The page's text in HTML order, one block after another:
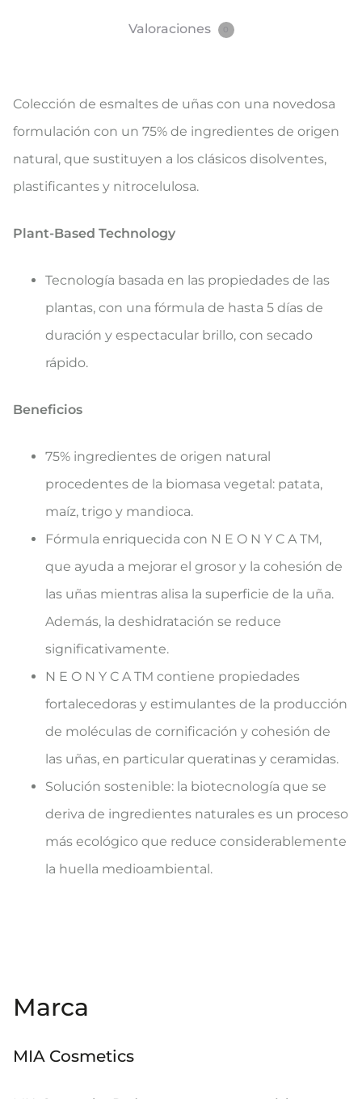
Valoraciones
Colección de esmaltes de uñas con una novedosa
formulación con un 75% de ingredientes de origen
natural, que sustituyen a los clásicos disolventes,
plastificantes y nitrocelulosa.
Plant-Based Technology
Tecnología basada en las propiedades de las
plantas, con una fórmula de hasta 5 días de
duración y espectacular brillo, con secado
rápido.
Beneficios
75% ingredientes de origen natural
procedentes de la biomasa vegetal: patata,
maíz, trigo y mandioca.
Fórmula enriquecida con N E O N Y C A TM,
que ayuda a mejorar el grosor y la cohesión de
las uñas mientras alisa la superficie de la uña.
Además, la deshidratación se reduce
significativamente.
N E O N Y C A TM contiene propiedades
fortalecedoras y estimulantes de la producción
de moléculas de cornificación y cohesión de
las uñas, en particular queratinas y ceramidas.
Solución sostenible: la biotecnología que se
deriva de ingredientes naturales es un proceso
más ecológico que reduce considerablemente
la huella medioambiental.
Marca
MIA Cosmetics